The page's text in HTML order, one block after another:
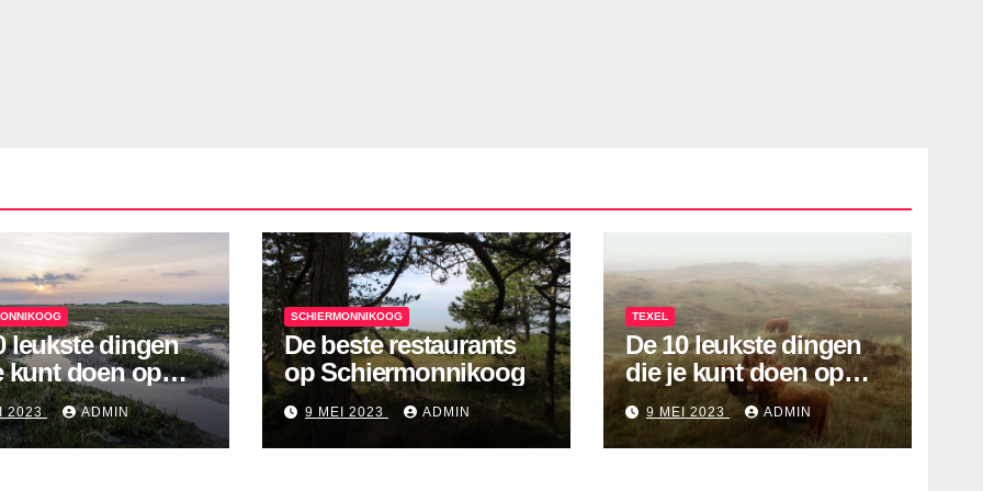
leukste dingen
kunt doen op
2023 ADMIN
SCHIERMONNIKOOG
De beste restaurants
op Schiermonnikoog
9 MEI 2023 ADMIN
TEXEL
De 10 leukste dingen
die je kunt doen op
Texel!
9 MEI 2023 ADMIN